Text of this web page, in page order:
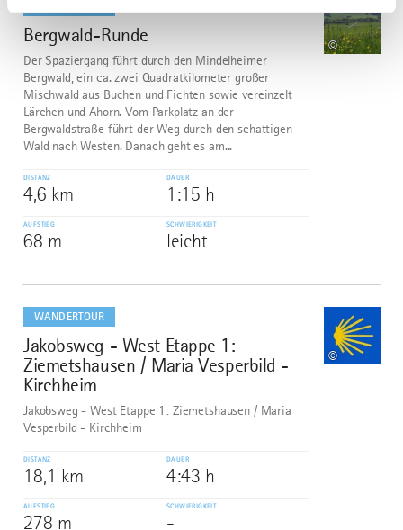
5
Bergwald-Runde
©
Der Spaziergang führt durch den Mindelheimer
Bergwald, ein ca. zwei Quadratkilometer großer
Mischwald aus Buchen und Fichten sowie vereinzelt
Lärchen und Ahorn. Vom Parkplatz an der
Bergwaldstraße führt der Weg durch den schattigen
Wald nach Westen. Danach geht es am...
DISTANZ
4,6 km
DAUER
1:15 h
AUFSTIEG
68 m
SCHWIERIGKEIT
leicht
WANDERTOUR
6
Jakobsweg - West Etappe 1:
Ziemetshausen / Maria Vesperbild -
Kirchheim
©
Jakobsweg - West Etappe 1: Ziemetshausen / Maria
Vesperbild - Kirchheim
DISTANZ
18,1 km
DAUER
4:43 h
AUFSTIEG
278 m
SCHWIERIGKEIT
-
dazu